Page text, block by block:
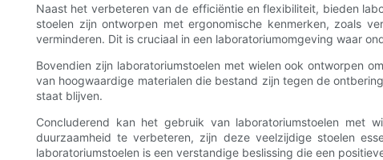
Naast het verbeteren van de efficiëntie en flexibiliteit, bieden
stoelen zijn ontworpen met ergonomische kenmerken, zoals
verminderen. Dit is cruciaal in een laboratoriumomgeving waar
Bovendien zijn laboratoriumstoelen met wielen ook ontworpen
van hoogwaardige materialen die bestand zijn tegen de
staat blijven.
Concluderend kan het gebruik van laboratoriumstoelen met
duurzaamheid te verbeteren, zijn deze veelzijdige stoelen
laboratoriumstoelen is een verstandige beslissing die een